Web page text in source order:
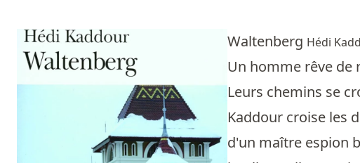
Waltenberg Hédi
Un homme rêve de
Leurs chemins se
Kaddour croise les
d'un maître espion
Livres
Livres les plus recommandés
Prix littéraires